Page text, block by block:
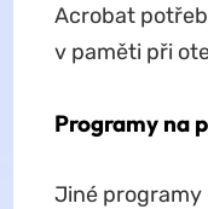
Acrobat
v paměti při
Programy na
Jiné programy